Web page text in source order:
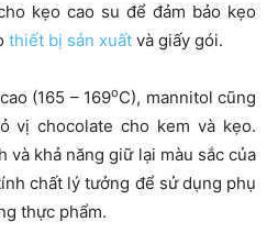
kẹo cao su để đảm bảo kẹo
thiết bị sản xuất và giấy gói.
(165 – 169oC), mannitol cũng
vị chocolate cho kem và kẹo.
và khả năng giữ lại màu sắc của
chất lý tưởng để sử dụng phụ
thực phẩm.